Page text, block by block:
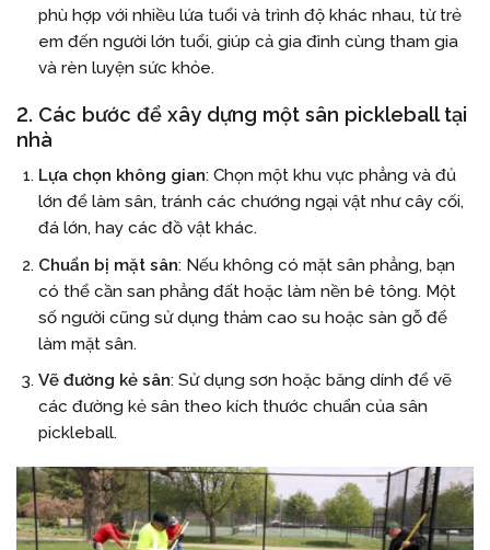
phù hợp với nhiều lứa tuổi và trình độ khác nhau, từ trẻ
em đến người lớn tuổi, giúp cả gia đình cùng tham gia
và rèn luyện sức khỏe.
2. Các bước để xây dựng một sân pickleball tại
nhà
Lựa chọn không gian: Chọn một khu vực phẳng và đủ
lớn để làm sân, tránh các chướng ngại vật như cây cối,
đá lớn, hay các đồ vật khác.
Chuẩn bị mặt sân: Nếu không có mặt sân phẳng, bạn
có thể cần san phẳng đất hoặc làm nền bê tông. Một
số người cũng sử dụng thảm cao su hoặc sàn gỗ để
làm mặt sân.
Vẽ đường kẻ sân: Sử dụng sơn hoặc băng dính để vẽ
các đường kẻ sân theo kích thước chuẩn của sân
pickleball.